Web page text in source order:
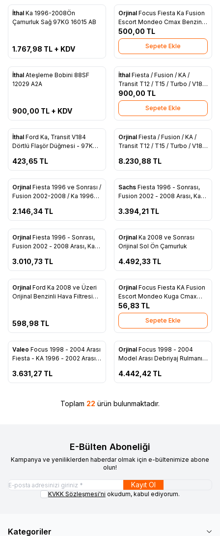
Favorilere Ekle
İthal Ka 1996-2008Ön
Çamurluk Sağ 97KG 16015 AB
1.767,98 TL + KDV
Favorilere Ekle
Orjinal Focus Fiesta Ka Fusion
Escort Mondeo Cmax Benzinli
Yağ Filtresi 978M 6714 B7A
500,00 TL
Sepete Ekle
Favorilere Ekle
İthal Ateşleme Bobini 88SF
12029 A2A
900,00 TL + KDV
Favorilere Ekle
İthal Fiesta / Fusion / KA /
Transit T12 / T15 / Turbo / V184
/ V347 Kalorifer Musluğu İthal
(7N21 18495 AC)
900,00 TL
Sepete Ekle
Yeni
Favorilere Ekle
İthal Ford Ka, Transit V184
Dörtlü Flaşör Düğmesi - 97KG
423,65 TL
Favorilere Ekle
Tükendi
Orjinal Fiesta / Fusion / KA /
Transit T12 / T15 / Turbo / V184
18495 AC)
8.230,88 TL
Favorilere Ekle
Orjinal Fiesta 1996 ve Sonrası /
Fusion 2002-2008 / Ka 1996-
(Benzinli) (8V21 7540 A1E)
2.146,34 TL
Favorilere Ekle
Tükendi
Sachs Fiesta 1996 - Sonrası,
Fusion 2002 - 2008 Arası, Ka
Benzinli - 8V21 7540 A1E
3.394,21 TL
Favorilere Ekle
Orjinal Fiesta 1996 - Sonrası,
Fusion 2002 - 2008 Arası, Ka
- 2S61 7540 BG
3.010,73 TL
Favorilere Ekle
Tükendi
Orjinal Ka 2008 ve Sonrası
Orijinal Sol Ön Çamurluk
4.492,33 TL
Favorilere Ekle
Orjinal Ford Ka 2008 ve Üzeri
Orijinal Benzinli Hava Filtresi
598,98 TL
Favorilere Ekle
Orjinal Focus Fiesta KA Fusion
Escort Mondeo Kuga Cmax
Benzinli Karter Tapası
56,83 TL
Sepete Ekle
Favorilere Ekle
Valeo Focus 1998 - 2004 Arası
Fiesta - KA 1996 - 2002 Arası
EA
3.631,27 TL
Favorilere Ekle
Tükendi
Orjinal Focus 1998 - 2004
Model Arası Debriyaj Rulmanı (
4.442,42 TL
Toplam 22 ürün bulunmaktadır.
E-Bülten Aboneliği
Kampanya ve yeniliklerden haberdar olmak için e-bültenimize abone
olun!
Kayıt Ol
KVKK Sözleşmesi'ni okudum, kabul ediyorum.
Kategoriler